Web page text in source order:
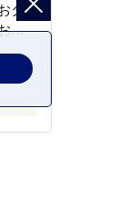
タ
の
魚
冷
ギ
ふ